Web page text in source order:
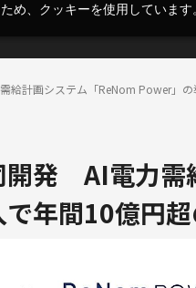
め、クッキーを使用していま
給計画システム「ReNom Power」
開発 AI電力需
年間10億円